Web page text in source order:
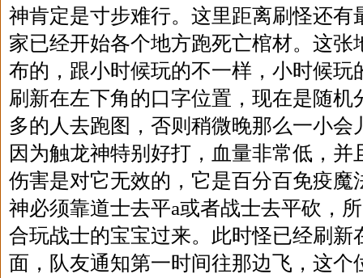
神肯定是寸步难行。这里距离刷怪还有
家已经开始各个地方跑死亡棺材。这张
布的，跟小时候玩的不一样，小时候玩
刷新在左下角的口字位置，现在是随机
多的人去跑图，否则稍微晚那么一小会
因为触龙神特别好打，血量非常低，并
伤害是对它无效的，它是百分百免疫魔
神必须靠道士去平a或者战士去平砍，
合玩战士的宝宝过来。此时怪已经刷新
面，队友通知第一时间往那边飞，这个